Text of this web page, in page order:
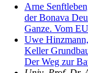
Arne
der Bonava
Ganze. Vom
Uwe
Keller
Der Weg zur